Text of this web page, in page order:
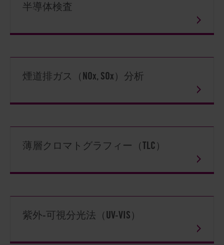
半導体検査
煙道排ガス（NOx, SOx）分析
薄層クロマトグラフィー（TLC）
紫外-可視分光法（UV-VIS）